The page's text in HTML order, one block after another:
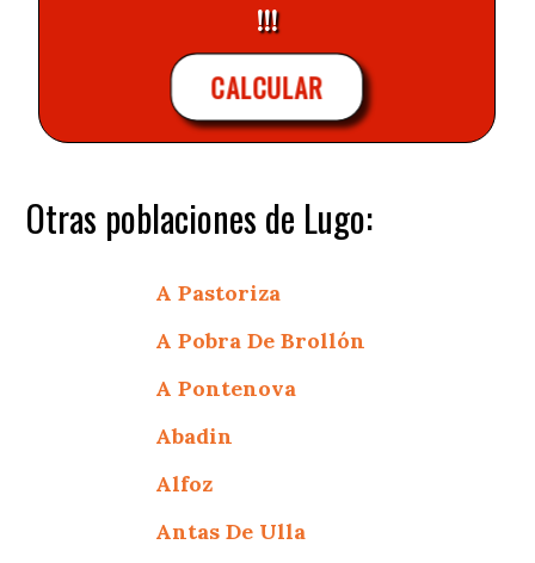
!!!
CALCULAR
Otras poblaciones de Lugo:
A Pastoriza
A Pobra De Brollón
A Pontenova
Abadin
Alfoz
Antas De Ulla